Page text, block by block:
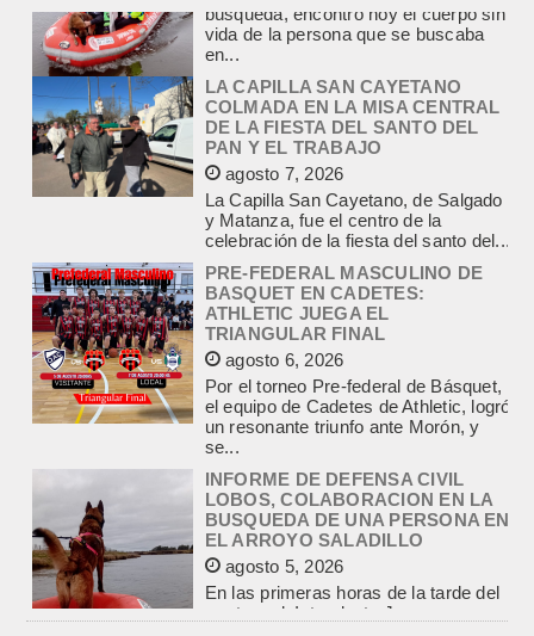
LA CAPILLA SAN CAYETANO
COLMADA EN LA MISA CENTRAL
PAN Y EL TRABAJO
agosto 7, 2026
La Capilla San Cayetano, de Salgado
y Matanza, fue el centro de la
celebración de la fiesta del santo del...
PRE-FEDERAL MASCULINO DE
BASQUET EN CADETES:
TRIANGULAR FINAL
agosto 6, 2026
Por el torneo Pre-federal de Básquet,
el equipo de Cadetes de Athletic, logró
un resonante triunfo ante Morón, y
se...
INFORME DE DEFENSA CIVIL
LOBOS, COLABORACION EN LA
EL ARROYO SALADILLO
agosto 5, 2026
En las primeras horas de la tarde del
martes, el Intendente Jorge
Etcheverry recibió, por parte de su
par de...
INCENDIO EN LA VIVIENDA DE UN